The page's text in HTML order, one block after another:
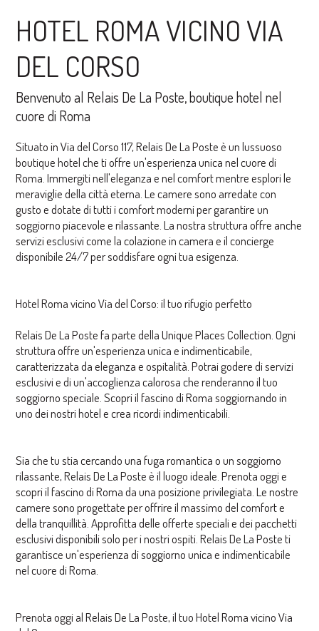
HOTEL ROMA VICINO VIA
DEL CORSO
Benvenuto al Relais De La Poste, boutique hotel nel
cuore di Roma
Situato in Via del Corso 117, Relais De La Poste è un lussuoso
boutique hotel che ti offre un'esperienza unica nel cuore di
Roma. Immergiti nell'eleganza e nel comfort mentre esplori le
meraviglie della città eterna. Le camere sono arredate con
gusto e dotate di tutti i comfort moderni per garantire un
soggiorno piacevole e rilassante. La nostra struttura offre anche
servizi esclusivi come la colazione in camera e il concierge
disponibile 24/7 per soddisfare ogni tua esigenza.
Hotel Roma vicino Via del Corso: il tuo rifugio perfetto
Relais De La Poste fa parte della Unique Places Collection. Ogni
struttura offre un'esperienza unica e indimenticabile,
caratterizzata da eleganza e ospitalità. Potrai godere di servizi
esclusivi e di un'accoglienza calorosa che renderanno il tuo
soggiorno speciale. Scopri il fascino di Roma soggiornando in
uno dei nostri hotel e crea ricordi indimenticabili.
Sia che tu stia cercando una fuga romantica o un soggiorno
rilassante, Relais De La Poste è il luogo ideale. Prenota oggi e
scopri il fascino di Roma da una posizione privilegiata. Le nostre
camere sono progettate per offrire il massimo del comfort e
della tranquillità. Approfitta delle offerte speciali e dei pacchetti
esclusivi disponibili solo per i nostri ospiti. Relais De La Poste ti
garantisce un'esperienza di soggiorno unica e indimenticabile
nel cuore di Roma.
Prenota oggi al Relais De La Poste, il tuo Hotel Roma vicino Via